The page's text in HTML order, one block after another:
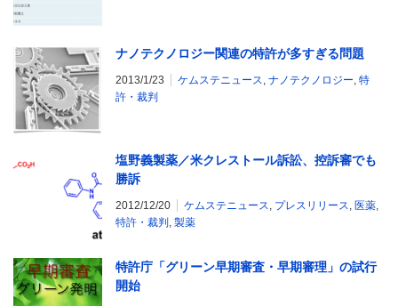
ナノテクノロジー関連の特許が多すぎる問題
2013/1/23 ケムステニュース, ナノテクノロジー, 特
許・裁判
塩野義製薬／米クレストール訴訟、控訴審でも
勝訴
2012/12/20 ケムステニュース, プレスリリース, 医薬,
特許・裁判 , 製薬
特許庁「グリーン早期審査・早期審理」の試行
開始